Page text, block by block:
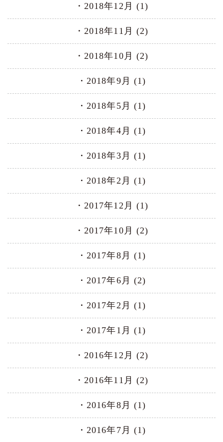
2018年12月 (1)
2018年11月 (2)
2018年10月 (2)
2018年9月 (1)
2018年5月 (1)
2018年4月 (1)
2018年3月 (1)
2018年2月 (1)
2017年12月 (1)
2017年10月 (2)
2017年8月 (1)
2017年6月 (2)
2017年2月 (1)
2017年1月 (1)
2016年12月 (2)
2016年11月 (2)
2016年8月 (1)
2016年7月 (1)